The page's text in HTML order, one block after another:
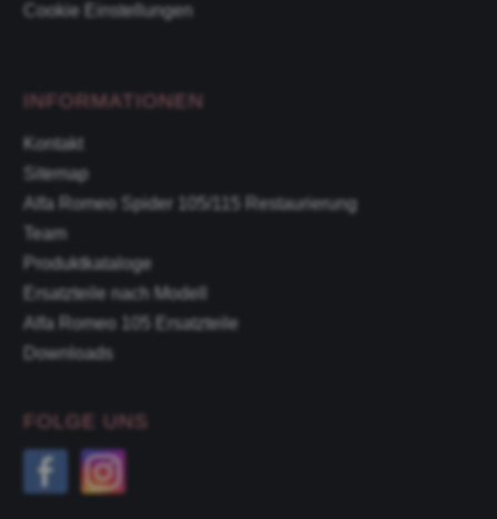
Cookie Einstellungen
INFORMATIONEN
Kontakt
Sitemap
Alfa Romeo Spider 105/115 Restaurierung
Team
Produktkataloge
Ersatzteile nach Modell
Alfa Romeo 105 Ersatzteile
Downloads
FOLGE UNS